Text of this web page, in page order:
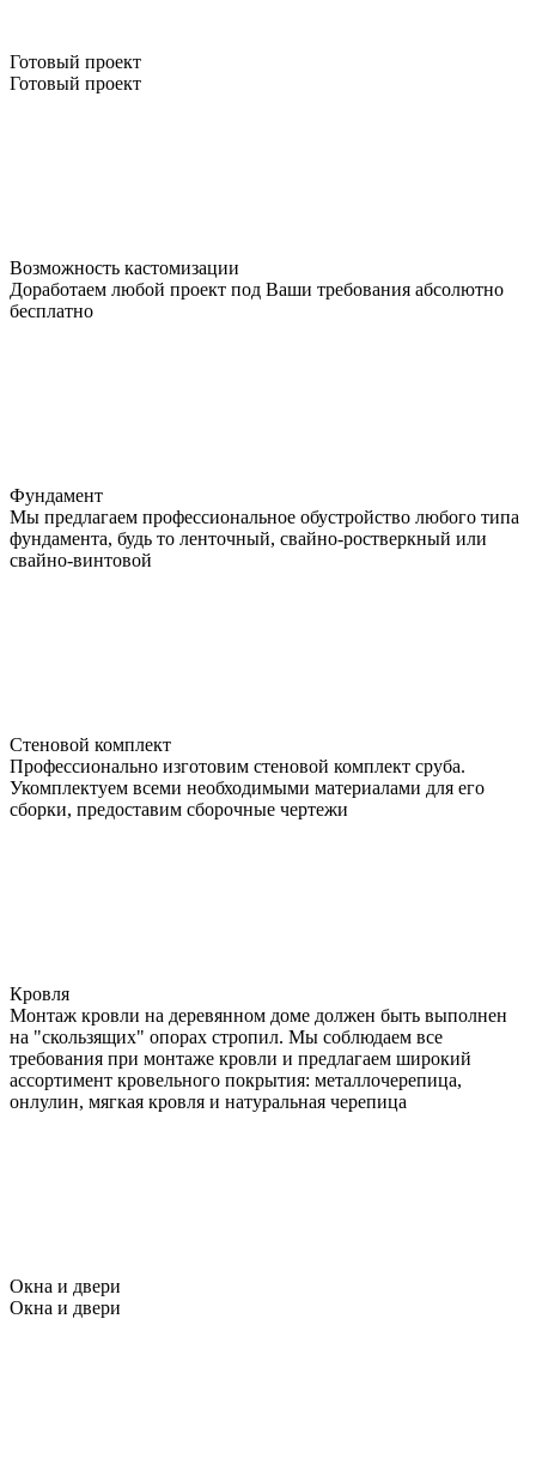
Готовый проект
Готовый проект
Возможность кастомизации
Доработаем любой проект под Ваши требования абсолютно
бесплатно
Фундамент
Мы предлагаем профессиональное обустройство любого типа
фундамента, будь то ленточный, свайно-ростверкный или
свайно-винтовой
Стеновой комплект
Профессионально изготовим стеновой комплект сруба.
Укомплектуем всеми необходимыми материалами для его
сборки, предоставим сборочные чертежи
Кровля
Монтаж кровли на деревянном доме должен быть выполнен
на "скользящих" опорах стропил. Мы соблюдаем все
требования при монтаже кровли и предлагаем широкий
ассортимент кровельного покрытия: металлочерепица,
онлулин, мягкая кровля и натуральная черепица
Окна и двери
Окна и двери